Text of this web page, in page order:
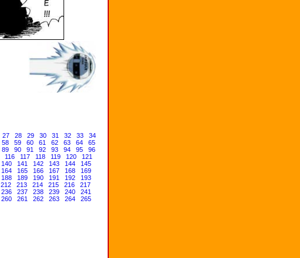
27 28 29 30 31 32 33
34
58 59 60 61 62 63 64
65
89 90 91 92 93 94 95
96
116 117 118 119 120
121
140 141 142 143 144
145
164 165 166 167 168
169
188 189 190 191 192
193
212 213 214 215 216
217
236 237 238 239 240
241
260 261 262 263 264
265